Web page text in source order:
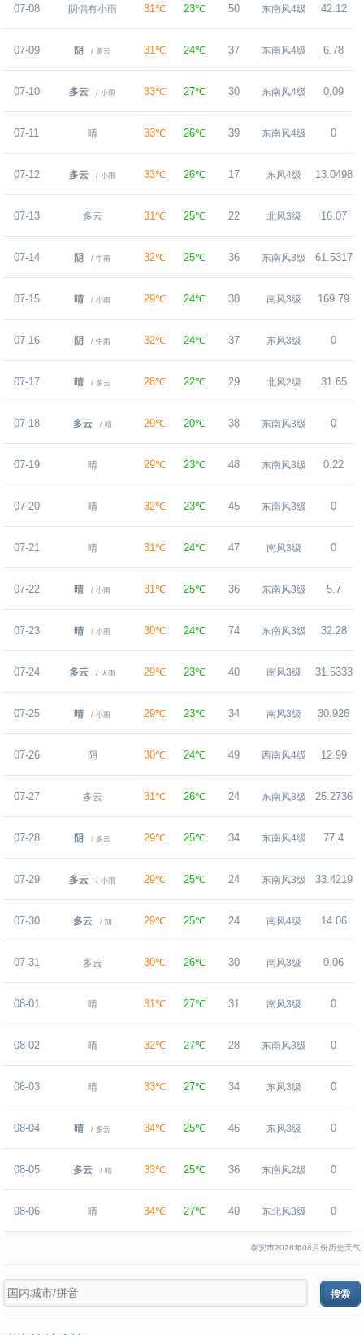
07-08 阴偶有小雨 31℃ 23℃ 50 东南风4级 42.12
07-09 阴 / 多云 31℃ 24℃ 37 东南风4级 6.78
07-10 多云 / 小雨 33℃ 27℃ 30 东南风4级 0.09
07-11 晴 33℃ 26℃ 39 东南风4级 0
07-12 多云 / 小雨 33℃ 26℃ 17 东风4级 13.0498
07-13 多云 31℃ 25℃ 22 北风3级 16.07
07-14 阴 / 中雨 32℃ 25℃ 36 东南风3级 61.5317
07-15 晴 / 小雨 29℃ 24℃ 30 南风3级 169.79
07-16 阴 / 中雨 32℃ 24℃ 37 东风3级 0
07-17 晴 / 多云 28℃ 22℃ 29 北风2级 31.65
07-18 多云 / 晴 29℃ 20℃ 38 东南风3级 0
07-19 晴 29℃ 23℃ 48 东南风3级 0.22
07-20 晴 32℃ 23℃ 45 东南风3级 0
07-21 晴 31℃ 24℃ 47 南风3级 0
07-22 晴 / 小雨 31℃ 25℃ 36 东南风3级 5.7
07-23 晴 / 小雨 30℃ 24℃ 74 东南风3级 32.28
07-24 多云 / 大雨 29℃ 23℃ 40 南风3级 31.5333
07-25 晴 / 小雨 29℃ 23℃ 34 南风3级 30.926
07-26 阴 30℃ 24℃ 49 西南风4级 12.99
07-27 多云 31℃ 26℃ 24 东南风3级 25.2736
07-28 阴 / 多云 29℃ 25℃ 34 东南风4级 77.4
07-29 多云 / 小雨 29℃ 25℃ 24 东南风3级 33.4219
07-30 多云 / 阴 29℃ 25℃ 24 南风4级 14.06
07-31 多云 30℃ 26℃ 30 南风3级 0.06
08-01 晴 31℃ 27℃ 31 南风3级 0
08-02 晴 32℃ 27℃ 28 东南风3级 0
08-03 晴 33℃ 27℃ 34 东风3级 0
08-04 晴 / 多云 34℃ 25℃ 46 东风3级 0
08-05 多云 / 晴 33℃ 25℃ 36 东南风2级 0
08-06 晴 34℃ 27℃ 40 东北风3级 0
泰安市2026年08月份历史天气